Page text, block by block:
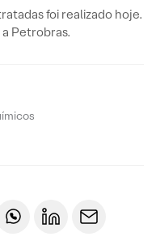
foi realizado hoje.
Petrobras.